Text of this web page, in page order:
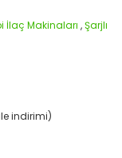
İlaç Makinaları ,Şarjlı
indirimi)